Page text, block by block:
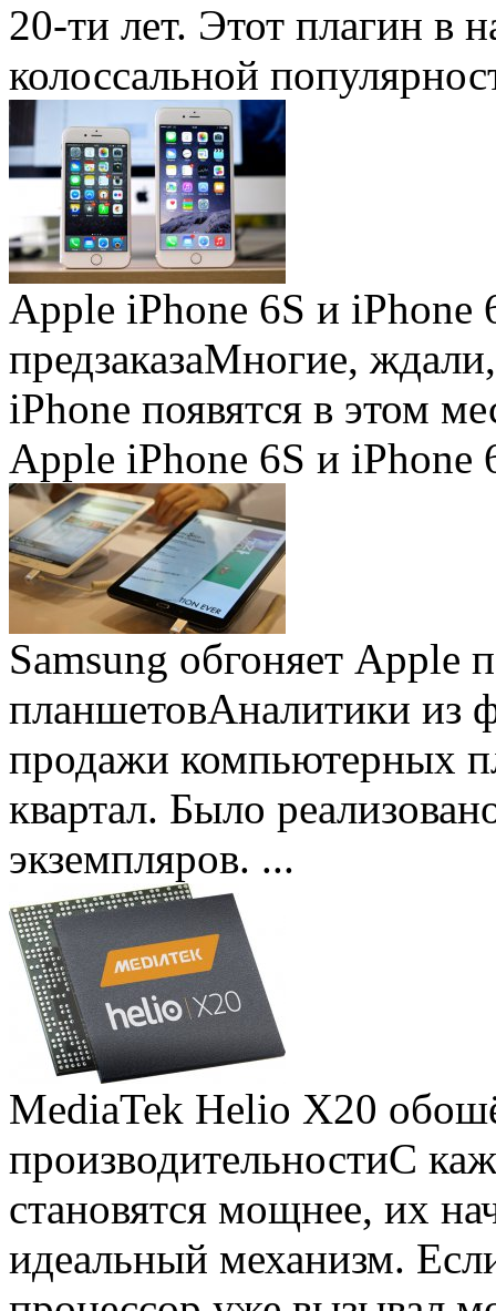
20-ти лет. Этот плагин в
колоссальной
Apple iPhone 6S и iPhone
предзаказаМногие, ждали,
iPhone появятся в этом
Apple iPhone 6S и iPhone
Samsung обгоняет Apple
планшетовАналитики из
продажи компьютерных
квартал. Было
экземпляров. ...
MediaTek Helio X20
производительностиС
становятся мощнее, их
идеальный механизм.